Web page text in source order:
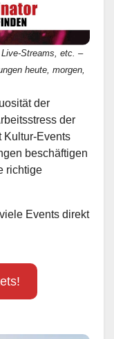
Streams, etc. –
heute, morgen,
der
der
Kultur-Events
beschäftigen
richtige
Events direkt